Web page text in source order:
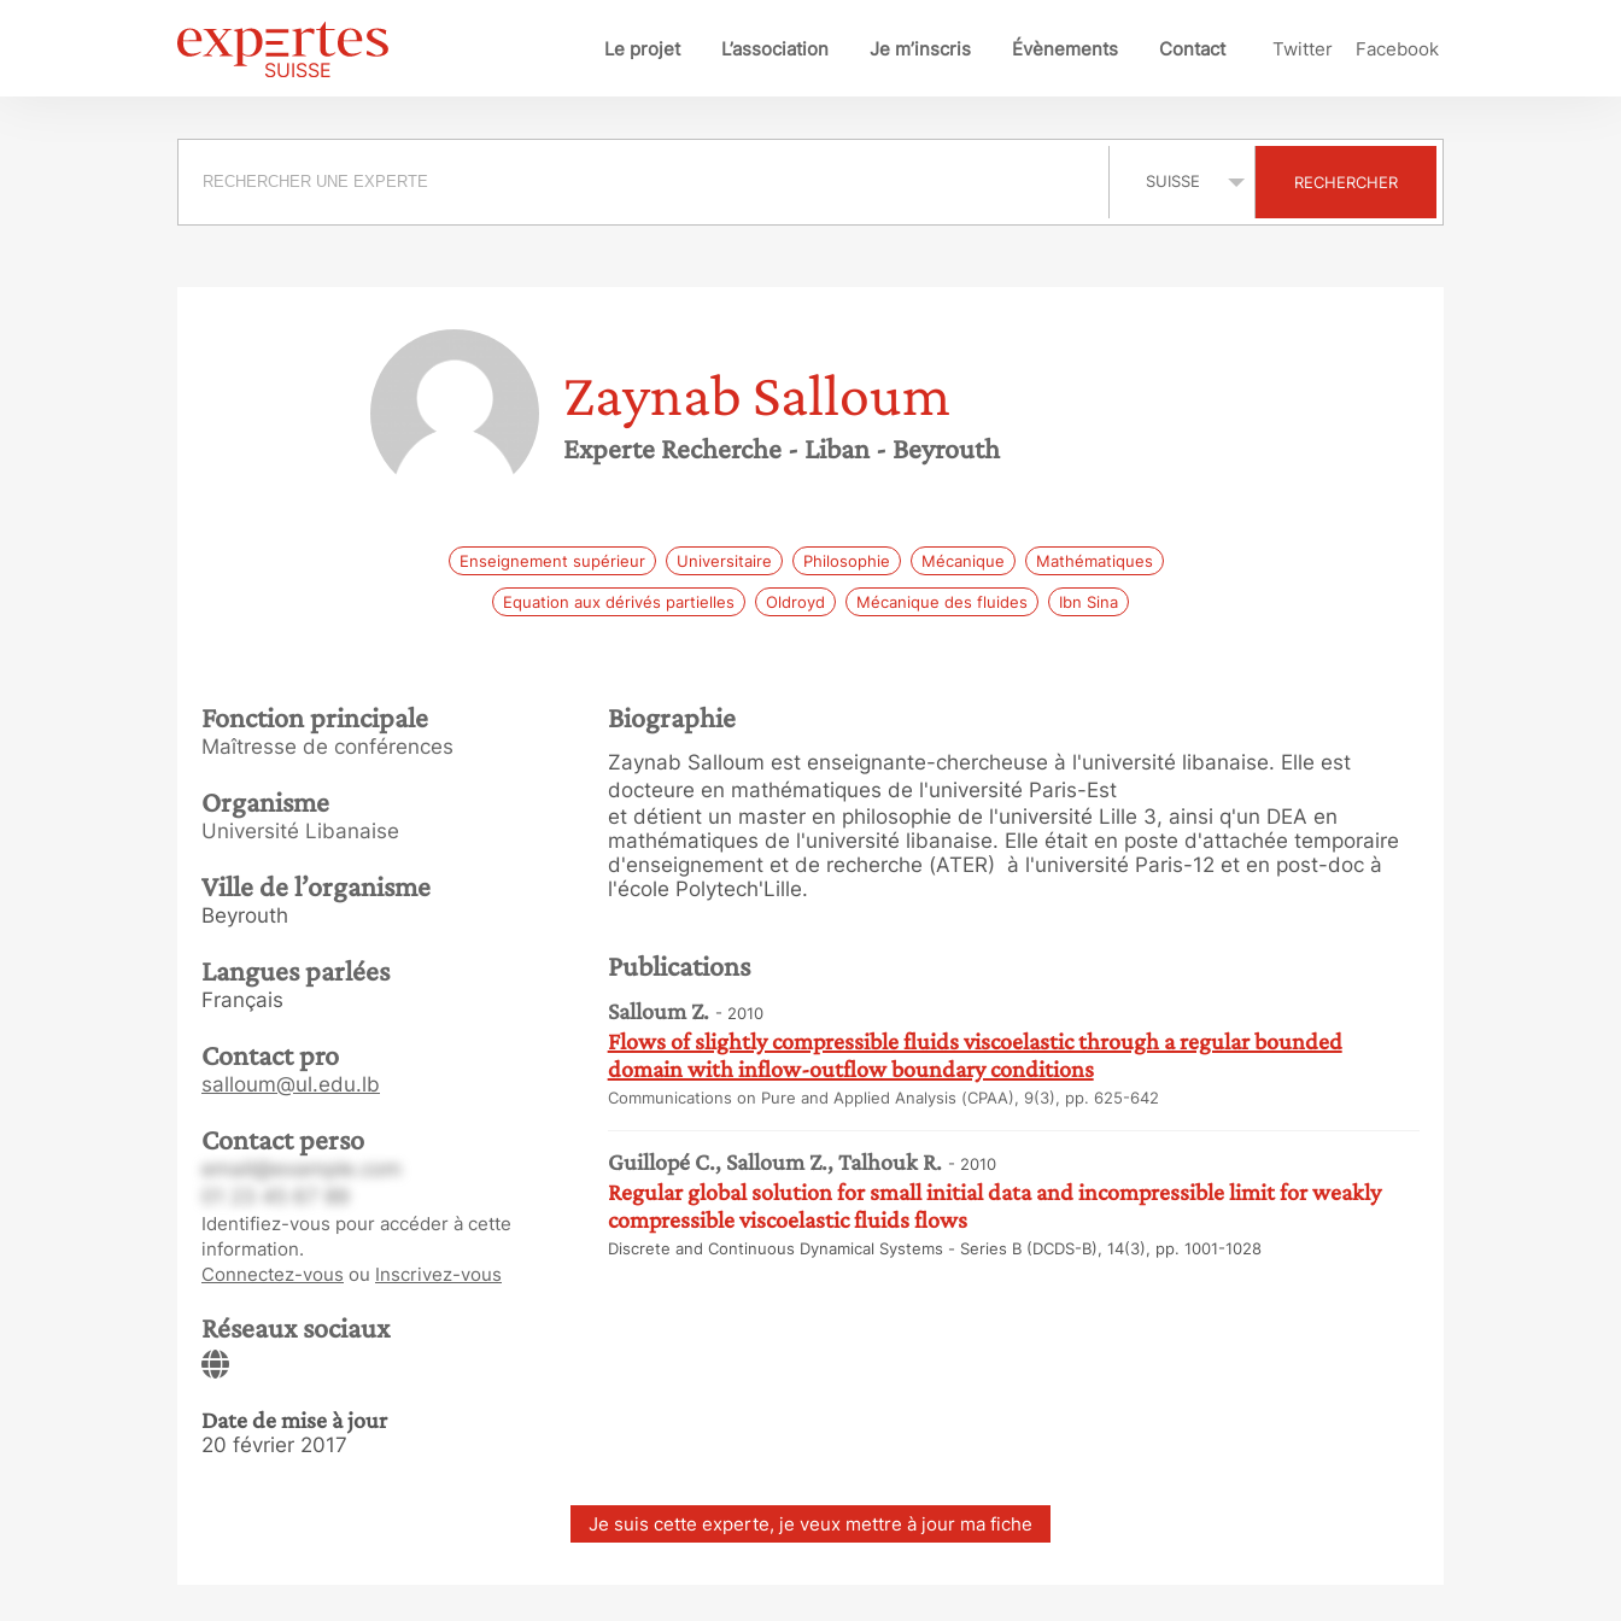
Le projet L’association Je m’inscris Évènements Contact Twitter Facebook
Requête RECHERCHER
Zaynab Salloum
Experte Recherche - Liban - Beyrouth
Enseignement supérieur Universitaire Philosophie Mécanique Mathématiques
Equation aux dérivés partielles Oldroyd Mécanique des fluides Ibn Sina
Fonction principale
Maîtresse de conférences
Organisme
Université Libanaise
Ville de l’organisme
Beyrouth
Langues parlées
Français
Contact pro
salloum@ul.edu.lb
Contact perso
email@example.com
Identifiez-vous pour accéder à cette
information.
Connectez-vous ou Inscrivez-vous
Réseaux sociaux
Date de mise à jour
20 février 2017
Biographie
Zaynab Salloum est enseignante-chercheuse à l'université libanaise. Elle est
docteure en mathématiques de l'université Paris-Est
et détient un master en philosophie de l'université Lille 3, ainsi q'un DEA en
mathématiques de l'université libanaise. Elle était en poste d'attachée temporaire
d'enseignement et de recherche (ATER) à l'université Paris-12 et en post-doc à
l'école Polytech'Lille.
Publications
Salloum Z. - 2010
Flows of slightly compressible fluids viscoelastic through a regular bounded
domain with inflow-outflow boundary conditions
Communications on Pure and Applied Analysis (CPAA), 9(3), pp. 625-642
Guillopé C., Salloum Z., Talhouk R. - 2010
Regular global solution for small initial data and incompressible limit for weakly
compressible viscoelastic fluids flows
Discrete and Continuous Dynamical Systems - Series B (DCDS-B), 14(3), pp. 1001-1028
Je suis cette experte, je veux mettre à jour ma fiche